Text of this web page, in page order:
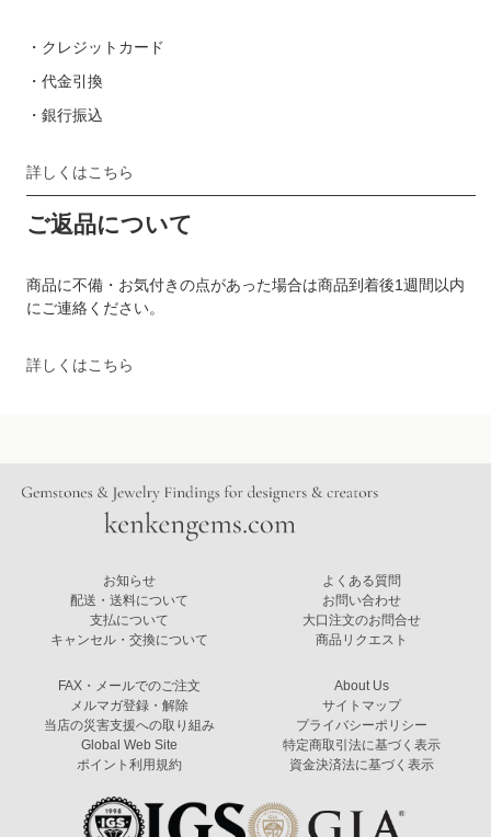
・クレジットカード
・代金引換
・銀行振込
詳しくはこちら
ご返品について
商品に不備・お気付きの点があった場合は商品到着後1週間以内
にご連絡ください。
詳しくはこちら
お知らせ
配送・送料について
支払について
キャンセル・交換について
よくある質問
お問い合わせ
大口注文のお問合せ
商品リクエスト
FAX・メールでのご注文
メルマガ登録・解除
当店の災害支援への取り組み
Global Web Site
ポイント利用規約
About Us
サイトマップ
プライバシーポリシー
特定商取引法に基づく表示
資金決済法に基づく表示